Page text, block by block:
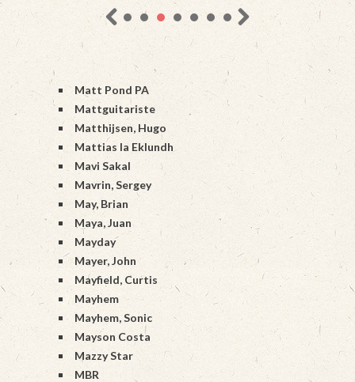
Matt Pond PA
Mattguitariste
Matthijsen, Hugo
Mattias Ia Eklundh
Mavi Sakal
Mavrin, Sergey
May, Brian
Maya, Juan
Mayday
Mayer, John
Mayfield, Curtis
Mayhem
Mayhem, Sonic
Mayson Costa
Mazzy Star
MBR